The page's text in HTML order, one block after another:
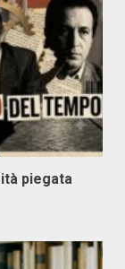
piegata